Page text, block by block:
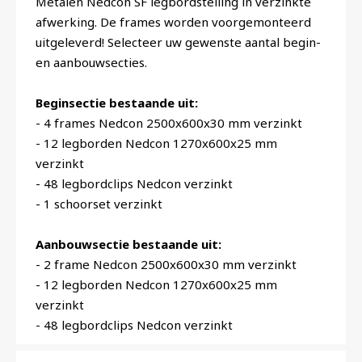
afwerking. De frames worden voorgemonteerd
uitgeleverd! Selecteer uw gewenste aantal begin-
en aanbouwsecties.
Beginsectie bestaande uit:
- 4 frames Nedcon 2500x600x30 mm verzinkt
- 12 legborden Nedcon 1270x600x25 mm
verzinkt
- 48 legbordclips Nedcon verzinkt
- 1 schoorset verzinkt
Aanbouwsectie bestaande uit:
- 2 frame Nedcon 2500x600x30 mm verzinkt
- 12 legborden Nedcon 1270x600x25 mm
verzinkt
- 48 legbordclips Nedcon verzinkt